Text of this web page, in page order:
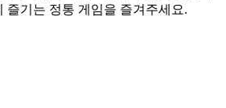
즐기는 정통 게임을 즐겨주세요.